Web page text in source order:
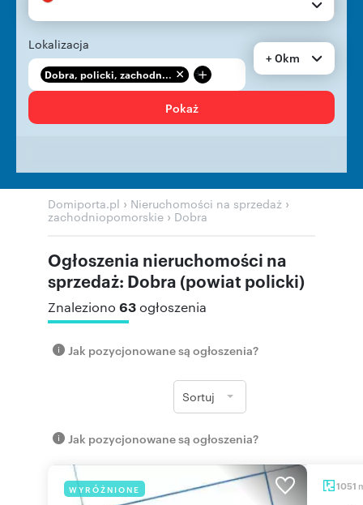
Lokalizacja
Dobra, policki, zachodn... +
+ 0km
Pokaż
Domiporta.pl › Nieruchomości na sprzedaż ›
zachodniopomorskie › Dobra
Ogłoszenia nieruchomości na
sprzedaż: Dobra (powiat policki)
Znaleziono 63ogłoszenia
Jak pozycjonowane są ogłoszenia?
Sortuj
Jak pozycjonowane są ogłoszenia?
WYRÓŻNIONE 1051